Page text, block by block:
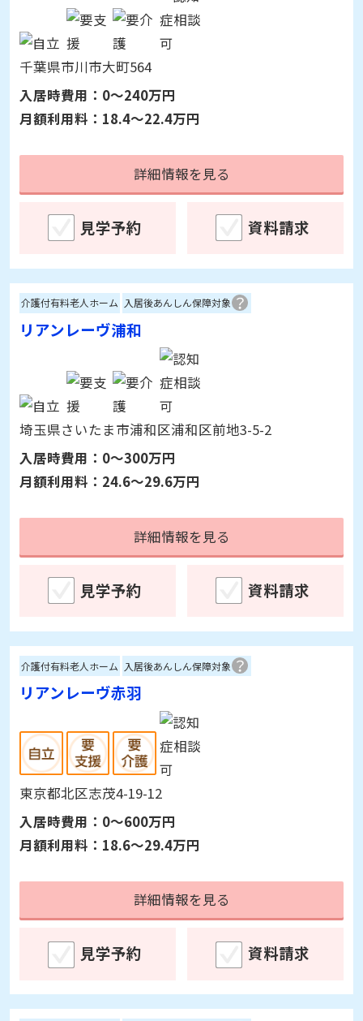
月額利用料：
20.2～25.2万円
詳細情報を見る
見学予約
介護付有料老人ホーム 入居後あんしん保障対象
リアンレーヴ市川
千葉県市川市大町564
0～240万円
月額利用料：
18.4～22.4万円
詳細情報を見る
見学予約
介護付有料老人ホーム 入居後あんしん保障対象
リアンレーヴ浦和
埼玉県さいたま市浦和区浦和区前地3-5-2
0～300万円
月額利用料：24.6～29.6万円
詳細情報を見る
見学予約
介護付有料老人ホーム 入居後あんしん保障対象
リアンレーヴ赤羽